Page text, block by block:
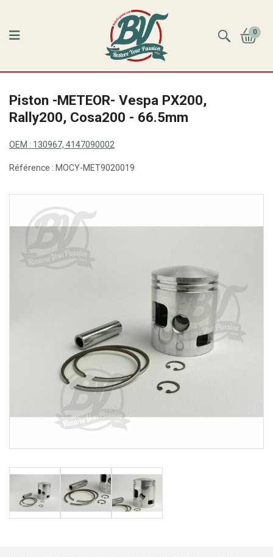
0
Piston -METEOR- Vespa PX200,
Rally200, Cosa200 - 66.5mm
OEM : 130967, 4147090002
Référence : MOCY-MET9020019